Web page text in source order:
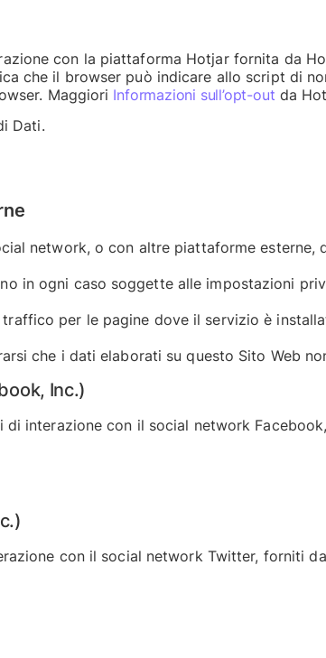
con la piattaforma Hotjar fornita da
che il browser può indicare allo script di
Maggiori Informazioni sull’opt-out da
Dati.
network, o con altre piattaforme esterne,
in ogni caso soggette alle impostazioni
per le pagine dove il servizio è
che i dati elaborati su questo Sito Web
Inc.)
interazione con il social network
con il social network Twitter, forniti